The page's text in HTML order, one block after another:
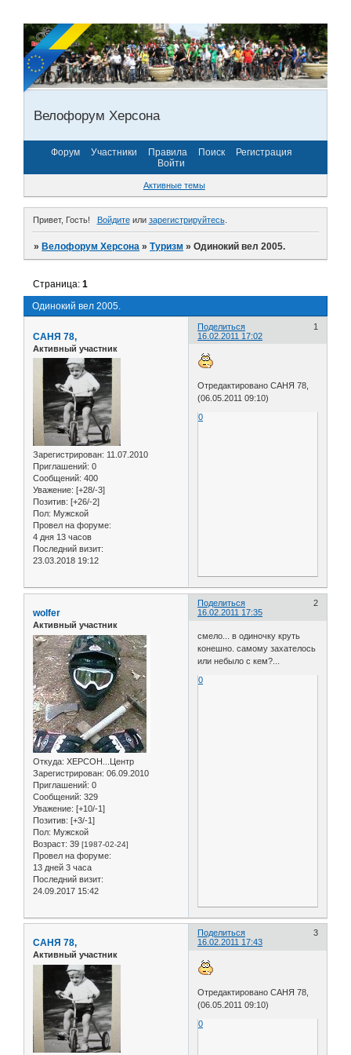
Велофорум Херсона
Форум Участники Правила Поиск
Регистрация
Войти
Активные темы
Привет, Гость! Войдитеили зарегистрируйтесь.
»Велофорум Херсона »Туризм »Одинокий вел 2005.
Одинокий вел 2005.
Страница:1
Поделиться
1
16.02.2011 17:02
САНЯ 78,
Активный участник
Зарегистрирован: 11.07.2010
Приглашений: 0
Сообщений: 400
Уважение: [+28/-3]
Позитив: [+26/-2]
Пол: Мужской
Провел на форуме:
4 дня 13 часов
Последний визит:
23.03.2018 19:12
Отредактировано САНЯ 78,
(06.05.2011 09:10)
0
Поделиться
2
16.02.2011 17:35
wolfer
Активный участник
Откуда: ХЕРСОН...Центр
Зарегистрирован: 06.09.2010
Приглашений: 0
Сообщений: 329
Уважение: [+10/-1]
Позитив: [+3/-1]
Пол: Мужской
Возраст: 39 [1987-02-24]
Провел на форуме:
13 дней 3 часа
Последний визит:
24.09.2017 15:42
смело... в одиночку круть
конешно. самому захателось
или небыло с кем?...
0
Поделиться
3
16.02.2011 17:43
САНЯ 78,
Активный участник
Отредактировано САНЯ 78,
(06.05.2011 09:10)
0